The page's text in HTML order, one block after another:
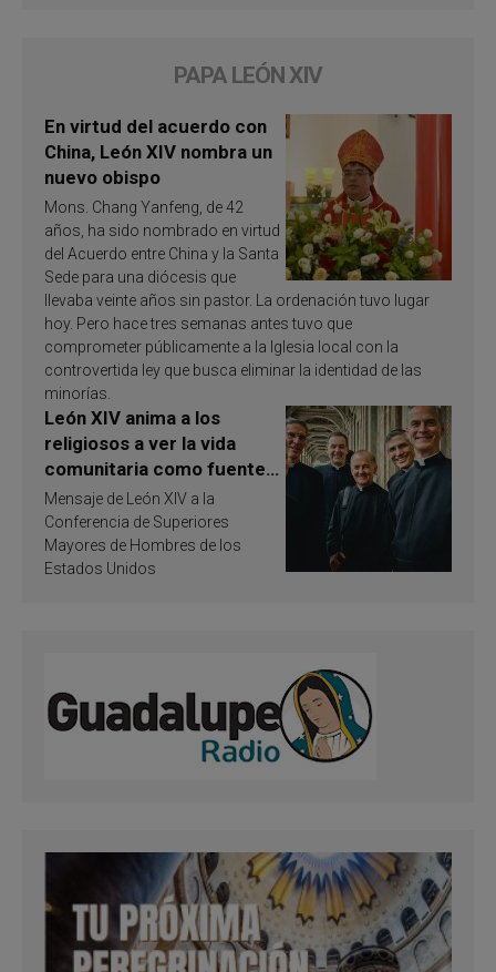
PAPA LEÓN XIV
En virtud del acuerdo con
China, León XIV nombra un
nuevo obispo
Mons. Chang Yanfeng, de 42
años, ha sido nombrado en virtud
del Acuerdo entre China y la Santa
Sede para una diócesis que
llevaba veinte años sin pastor. La ordenación tuvo lugar
hoy. Pero hace tres semanas antes tuvo que
comprometer públicamente a la Iglesia local con la
controvertida ley que busca eliminar la identidad de las
minorías.
León XIV anima a los
religiosos a ver la vida
comunitaria como fuente
de inspiración y
santificación
Mensaje de León XIV a la
Conferencia de Superiores
Mayores de Hombres de los
Estados Unidos